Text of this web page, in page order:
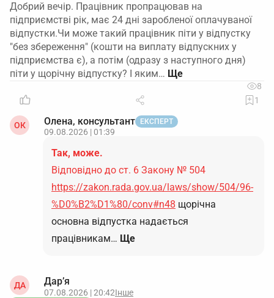
Добрий вечір. Працівник пропрацював на
підприємстві рік, має 24 дні заробленої оплачуваної
відпустки.Чи може такий працівник піти у відпустку
"без збереження" (кошти на виплату відпускних у
підприємства є), а потім (одразу з наступного дня)
піти у щорічну відпустку? І яким…
8
1
ОК Олена, консультант ЕКСПЕРТ
09.08.2026 | 01:39
Так, може.
Відповідно до ст. 6 Закону № 504
https://zakon.rada.gov.ua/laws/show/504/96-
%D0%B2%D1%80/conv#n48 щорічна
основна відпустка надається
працівникам… Ще
ДА Дар’я
07.08.2026 | 20:42Інше